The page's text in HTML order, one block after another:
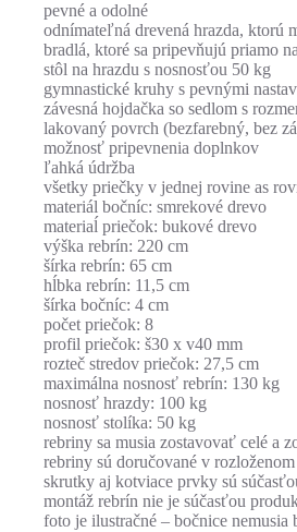
pevné a odolné
odnímateľná drevená hrazda, ktorú
bradlá, ktoré sa pripevňujú priamo
stôl na hrazdu s nosnosťou 50 kg
gymnastické kruhy s pevnými
závesná hojdačka so sedlom s
lakovaný povrch (bezfarebný, bez
možnosť pripevnenia doplnkov
ľahká údržba
všetky priečky v jednej rovine as
materiál bočníc: smrekové drevo
materiaĺ priečok: bukové drevo
výška rebrín: 220 cm
šírka rebrín: 65 cm
hĺbka rebrín: 11,5 cm
šírka bočníc: 4 cm
počet priečok: 8
profil priečok: š30 x v40 mm
rozteč stredov priečok: 27,5 cm
maximálna nosnosť rebrín: 130 kg
nosnosť hrazdy: 100 kg
nosnosť stolíka: 50 kg
rebriny sa musia zostavovať celé a
rebriny sú doručované v rozloženom
skrutky aj kotviace prvky sú
montáž rebrín nie je súčasťou
foto je ilustračné – bočnice